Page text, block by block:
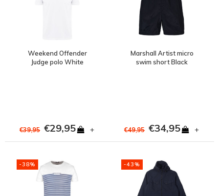
Weekend Offender
Judge polo White
€39,95 €29,95 +
Marshall Artist micro
swim short Black
€49,95 €34,95 +
-38% -43%